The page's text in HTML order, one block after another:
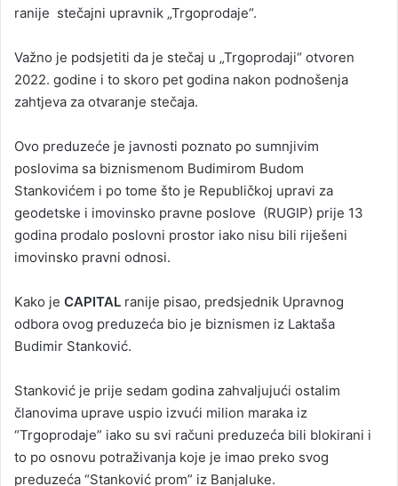
ranije stečajni upravnik „Trgoprodaje“.
Važno je podsjetiti da je stečaj u „Trgoprodaji“ otvoren
2022. godine i to skoro pet godina nakon podnošenja
zahtjeva za otvaranje stečaja.
Ovo preduzeće je javnosti poznato po sumnjivim
poslovima sa biznismenom Budimirom Budom
Stankovićem i po tome što je Republičkoj upravi za
geodetske i imovinsko pravne poslove (RUGIP) prije 13
godina prodalo poslovni prostor iako nisu bili riješeni
imovinsko pravni odnosi.
Kako je CAPITAL ranije pisao, predsjednik Upravnog
odbora ovog preduzeća bio je biznismen iz Laktaša
Budimir Stanković.
Stanković je prije sedam godina zahvaljujući ostalim
članovima uprave uspio izvući milion maraka iz
“Trgoprodaje” iako su svi računi preduzeća bili blokirani i
to po osnovu potraživanja koje je imao preko svog
preduzeća “Stanković prom” iz Banjaluke.